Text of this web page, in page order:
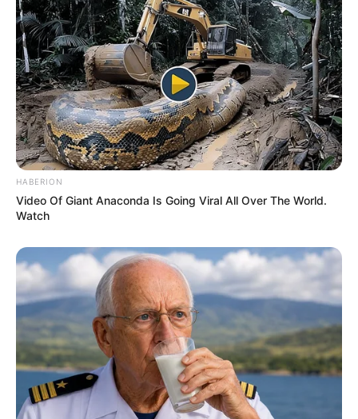
HABERION
Video Of Giant Anaconda Is Going Viral All Over The World.
Watch